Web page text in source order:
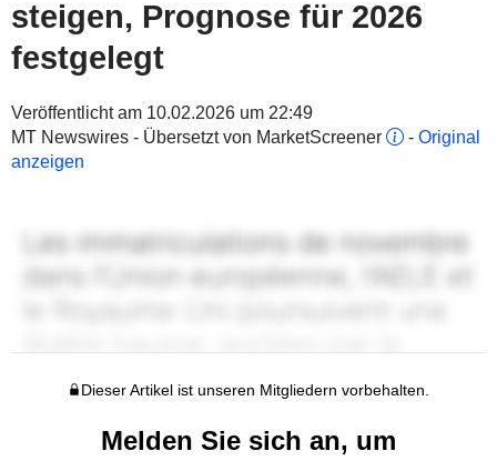
steigen, Prognose für 2026
festgelegt
Veröffentlicht am 10.02.2026 um 22:49
MT Newswires - Übersetzt von MarketScreener
- Original
anzeigen
Dieser Artikel ist unseren Mitgliedern vorbehalten.
Melden Sie sich an, um